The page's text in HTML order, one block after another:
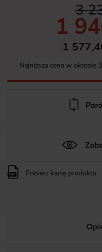
3
1
1
Najniższa cena w okresie
Pobierz kartę produktu